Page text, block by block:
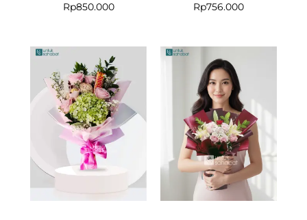
Rp850.000
Rp756.000
Original
price
was:
Rp850.000.
Current